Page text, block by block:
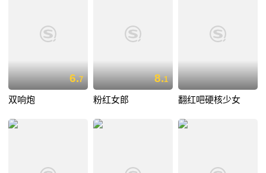
6.7
双响炮
8.1
粉红女郎 翻红吧硬核少女